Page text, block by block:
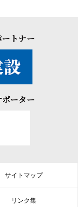
トナー
ーター
サイトマップ
リンク集